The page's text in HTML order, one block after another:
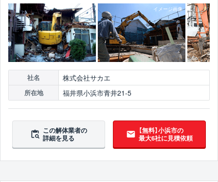
社名 株式会社サカエ
所在地 福井県小浜市青井21-5
この解体業者の
詳細を見る
【無料】小浜市の
最大6社に見積依頼